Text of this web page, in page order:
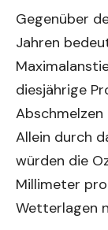
Gegenüber
Jahren
diesjährige
Allein durch
würden die
Millimeter
Wetterlagen